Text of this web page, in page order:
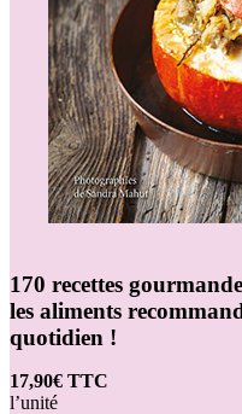
170 recettes
les aliments
quotidien !
17,90€ TTC
l’unité